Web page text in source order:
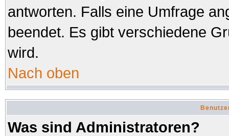
antworten. Falls eine Umfrage
beendet. Es gibt verschiedene
wird.
Nach oben
Was sind Administratoren?